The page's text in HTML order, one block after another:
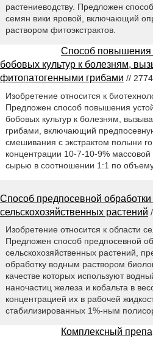
растениеводству. Предложен
семян вики яровой, включающий
раствором фитоэкстрактов.
Способ повышения
бобовых культур к болезням,
фитопатогенными грибами //
Изобретение относится к
Предложен способ повышения
бобовых культур к болезням,
грибами, включающий
смешивания с экстрактом полыни
концентрации 10-7-10-9%
сырью в соотношении 1:1 по объему
Способ предпосевной
сельскохозяйственных растений
Изобретение относится к области
Предложен способ предпосевной
сельскохозяйственных растений,
обработку водным раствором
качестве которых используют
наночастиц железа и кобальта в
концентрацией их в рабочей
стабилизированных 1%-ным
Комплексный